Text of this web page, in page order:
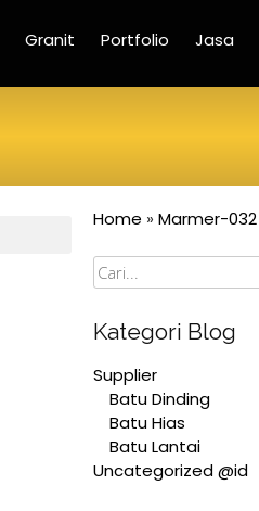
Granit Portfolio Jasa
Home » Marmer-032
Cari
Kategori Blog
Supplier
Batu Dinding
Batu Hias
Batu Lantai
Uncategorized @id